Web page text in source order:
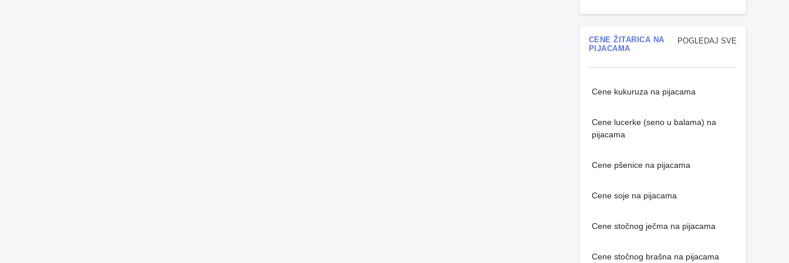
POGLEDAJ SVE
CENE ŽITARICA NA
PIJACAMA
Cene kukuruza na pijacama
Cene lucerke (seno u balama) na
pijacama
Cene pšenice na pijacama
Cene soje na pijacama
Cene stočnog ječma na pijacama
Cene stočnog brašna na pijacama